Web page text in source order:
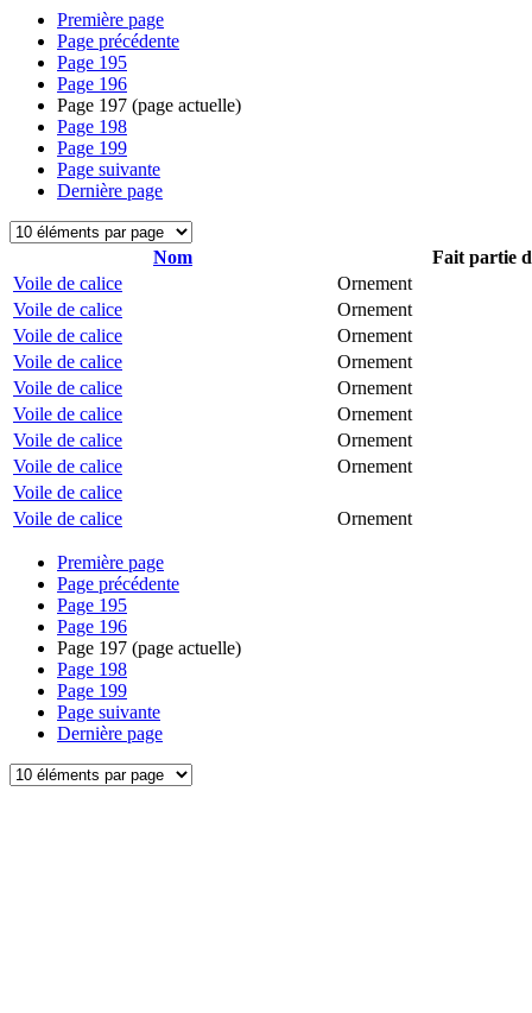
Première page
Page précédente
Page 195
Page 196
Page 197 (page actuelle)
Page 198
Page 199
Page suivante
Dernière page
Nom
Fait partie
Voile de calice
Ornement
Voile de calice
Ornement
Voile de calice
Ornement
Voile de calice
Ornement
Voile de calice
Ornement
Voile de calice
Ornement
Voile de calice
Ornement
Voile de calice
Ornement
Voile de calice
Voile de calice
Ornement
Première page
Page précédente
Page 195
Page 196
Page 197 (page actuelle)
Page 198
Page 199
Page suivante
Dernière page